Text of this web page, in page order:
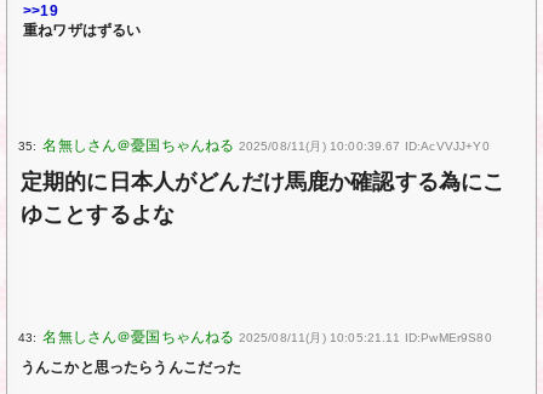
>>19
重ねワザはずるい
35: 2025/08/11(月) 10:00:39.67 ID:AcVVJJ+Y0
定期的に日本人がどんだけ馬鹿か確認する為にこ
ゆことするよな
43: 2025/08/11(月) 10:05:21.11 ID:PwMEr9S80
うんこかと思ったらうんこだった